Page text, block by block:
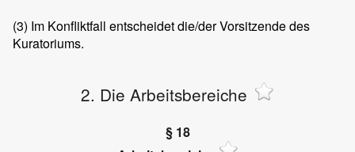
(3) Im Konfliktfall entscheidet die/der Vorsitzende des
Kuratoriums.
2. Die Arbeitsbereiche
§ 18